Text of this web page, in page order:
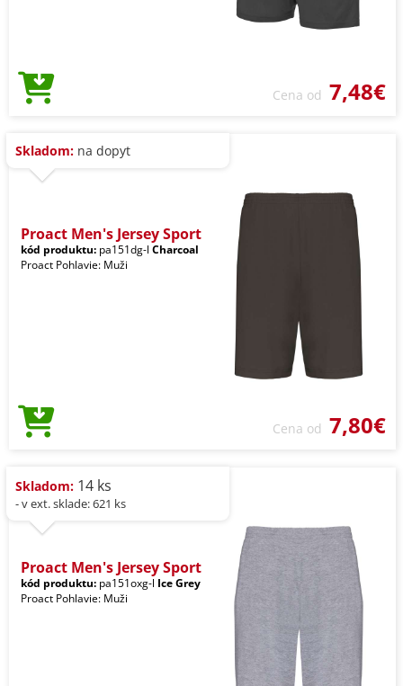
Cena od 7,48€
Skladom: na dopyt
Proact Men's Jersey Sport
kód produktu: pa151dg-l Charcoal
Proact Pohlavie: Muži
Cena od 7,80€
Skladom: 14 ks
- v ext. sklade: 621 ks
Proact Men's Jersey Sport
kód produktu: pa151oxg-l Ice Grey
Proact Pohlavie: Muži